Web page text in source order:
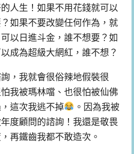
人生！如果不用花錢就可以
如果不要改變任何作為，就
以日進斗金，誰不想要？如
成為超級大網紅，誰不想？
，我就會很俗辣地假裝很
我被瑪林噹、也很怕被仙佛
這次我逃不掉
。因為我被
度顧問的諮詢！我還是敬畏
再鐵齒我都不敢造次。